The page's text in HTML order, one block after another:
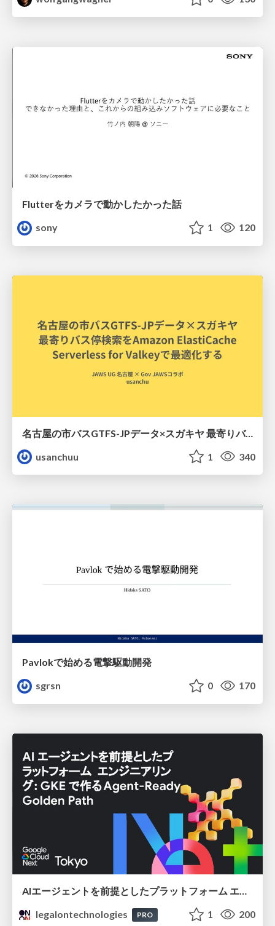
Flutterをカメラで動かしたかった話
sony
1 120
名古屋の市バスGTFS-JPデータ×スガキヤ 最寄りバス停検索をAmazon ElastiCache Serverless for Valkeyで最適化する
usanchuu
1 340
Pavlokで始める電撃駆動開発
sgrsn
0 170
AIエージェントを前提としたプラットフォーム エンジニアリング：GKEで作るAgent-Ready Golden Path
legalontechnologies
PRO 1 200